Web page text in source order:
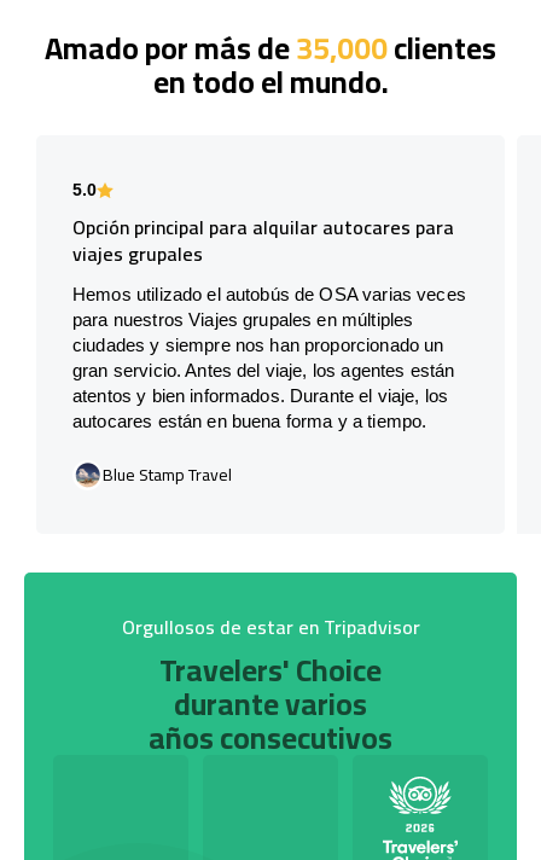
Amado por más de35,000clientes
en todo el mundo.
5.0
Opción principal para alquilar autocares para
viajes grupales
Hemos utilizado el autobús de OSA varias veces
para nuestros Viajes grupales en múltiples
ciudades y siempre nos han proporcionado un
gran servicio. Antes del viaje, los agentes están
atentos y bien informados. Durante el viaje, los
autocares están en buena forma y a tiempo.
Blue Stamp Travel
Orgullosos de estar en Tripadvisor
Travelers' Choice
durante varios
años consecutivos